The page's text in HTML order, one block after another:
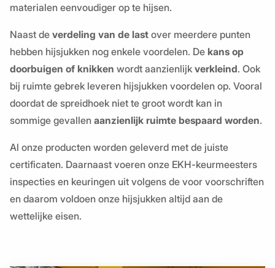
materialen eenvoudiger op te hijsen.
Naast de verdeling van de last over meerdere punten
hebben hijsjukken nog enkele voordelen. De kans op
doorbuigen of knikken wordt aanzienlijk verkleind. Ook
bij ruimte gebrek leveren hijsjukken voordelen op. Vooral
doordat de spreidhoek niet te groot wordt kan in
sommige gevallen aanzienlijk ruimte bespaard worden.
Al onze producten worden geleverd met de juiste
certificaten. Daarnaast voeren onze EKH-keurmeesters
inspecties en keuringen uit volgens de voor voorschriften
en daarom voldoen onze hijsjukken altijd aan de
wettelijke eisen.